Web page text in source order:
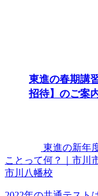
東進の春期講
招待】のご案
東進の新年
ことって何？｜市川
市川八幡校